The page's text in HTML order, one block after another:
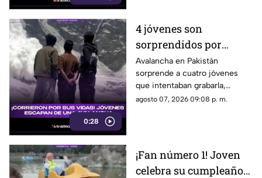
0:28
4 jóvenes son
sorprendidos por
AVALANCHA; los
momentos de terror
quedaron GRABADOS
en video
Avalancha en Pakistán
sorprende a cuatro jóvenes
que intentaban grabarla,
logrando que el momento de
agosto 07, 2026 09:08 p. m.
¡Fan número 1! Joven
celebra su cumpleaños